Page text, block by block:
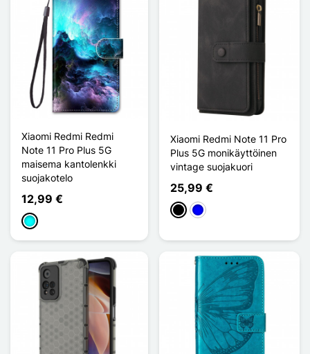
Xiaomi Redmi Redmi
Note 11 Pro Plus 5G
maisema kantolenkki
suojakotelo
12,99 €
Cyan
Xiaomi Redmi Note 11 Pro
Plus 5G monikäyttöinen
vintage suojakuori
25,99 €
MustaSininen